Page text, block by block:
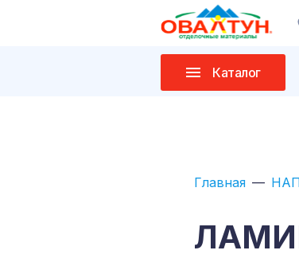
Каталог
Главная